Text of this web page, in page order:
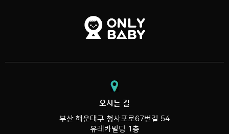
오시는 길
부산 해운대구 청사포로67번길 54
유레카빌딩 1층